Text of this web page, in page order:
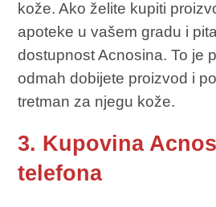
kože. Ako želite kupiti
apoteke u vašem gradu i
dostupnost Acnosina. To je
odmah dobijete proizvod i
tretman za njegu kože.
3. Kupovina
telefona